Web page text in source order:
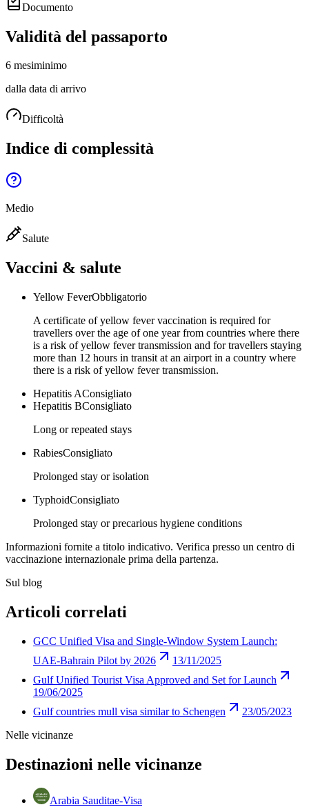
Documento
Validità del passaporto
6 mesiminimo
dalla data di arrivo
Difficoltà
Indice di complessità
Medio
Salute
Vaccini & salute
Yellow FeverObbligatorio
A certificate of yellow fever vaccination is required for
travellers over the age of one year from countries where there
is a risk of yellow fever transmission and for travellers staying
more than 12 hours in transit at an airport in a country where
there is a risk of yellow fever transmission.
Hepatitis AConsigliato
Hepatitis BConsigliato
Long or repeated stays
RabiesConsigliato
Prolonged stay or isolation
TyphoidConsigliato
Prolonged stay or precarious hygiene conditions
Informazioni fornite a titolo indicativo. Verifica presso un centro di
vaccinazione internazionale prima della partenza.
Sul blog
Articoli correlati
GCC Unified Visa and Single-Window System Launch:
UAE-Bahrain Pilot by 2026
13/11/2025
Gulf Unified Tourist Visa Approved and Set for Launch
19/06/2025
Gulf countries mull visa similar to Schengen
23/05/2023
Nelle vicinanze
Destinazioni nelle vicinanze
Arabia Sauditae-Visa